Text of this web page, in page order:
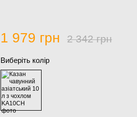
1 979 грн 2 342 грн
Виберіть колір